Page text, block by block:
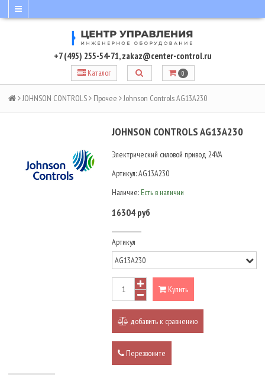
+7 (495) 255-54-71,zakaz@center-control.ru
Каталог 0
JOHNSON CONTROLS Прочее Johnson Controls AG13A230
JOHNSON CONTROLS AG13A230
Электрический силовой привод 24VA
Артикул:AG13A230
Наличие: Есть в наличии
16304 руб
Артикул
Купить
добавить к сравнению
Перезвоните